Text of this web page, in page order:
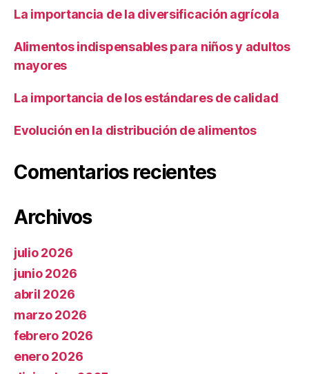
La importancia de la diversificación agrícola
Alimentos indispensables para niños y adultos
mayores
La importancia de los estándares de calidad
Evolución en la distribución de alimentos
Comentarios recientes
Archivos
julio 2026
junio 2026
abril 2026
marzo 2026
febrero 2026
enero 2026